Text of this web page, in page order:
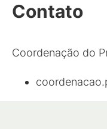
Contato
Coordenação do